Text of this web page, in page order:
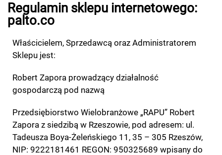
Regulamin sklepu internetowego:
palto.co
Właścicielem, Sprzedawcą oraz Administratorem
Sklepu jest:
Robert Zapora prowadzący działalność
gospodarczą pod nazwą
Przedsiębiorstwo Wielobranżowe „RAPU” Robert
Zapora z siedzibą w Rzeszowie, pod adresem: ul.
Tadeusza Boya-Żeleńskiego 11, 35 – 305 Rzeszów,
NIP: 9222181461 REGON: 950325689 wpisany do